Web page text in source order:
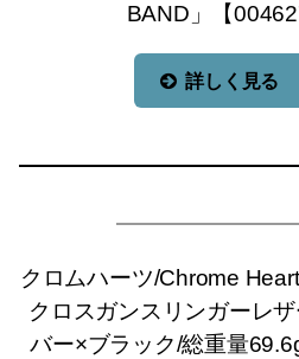
BAND」【
詳しく見る
クロムハーツ/Chrome
クロスガンスリンガーレ
バー×ブラック/総重量